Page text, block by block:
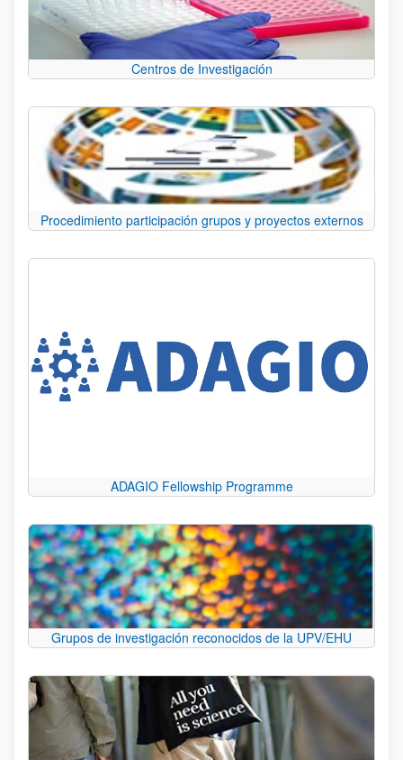
Centros de Investigación
Procedimiento participación grupos y proyectos externos
ADAGIO Fellowship Programme
Grupos de investigación reconocidos de la UPV/EHU